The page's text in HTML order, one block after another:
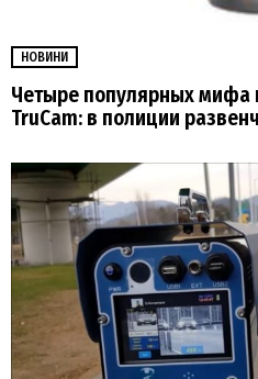
НОВИНИ
Четыре популярных мифа
TruCam: в полиции